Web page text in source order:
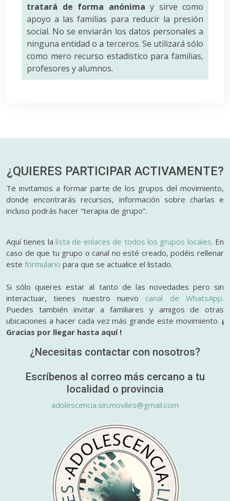
tratará de forma anónima y sirve como
apoyo a las familias para reducir la presión
social. No se enviarán los datos personales a
ninguna entidad o a terceros. Se utilizará sólo
como mero recurso estadístico para familias,
profesores y alumnos.
¿QUIERES PARTICIPAR ACTIVAMENTE?
Te invitamos a formar parte de los grupos del movimiento,
donde encontrarás recursos, información sobre charlas e
incluso podrás hacer “terapia de grupo”.
Aquí tienes lalista de enlaces de todos los grupos locales. En
caso de que tu grupo o canal no esté creado, podéis rellenar
este formulario para que se actualice el listado.
Si sólo quieres estar al tanto de las novedades pero sin
interactuar, tienes nuestro nuevo canal de WhatsApp.
Puedes también invitar a familiares y amigos de otras
ubicaciones a hacer cada vez más grande este movimiento. ¡
Gracias por llegar hasta aquí !
¿Necesitas contactar con nosotros?
Escríbenos al correo más cercano a tu
localidad o provincia
adolescencia.sin.moviles@gmail.com